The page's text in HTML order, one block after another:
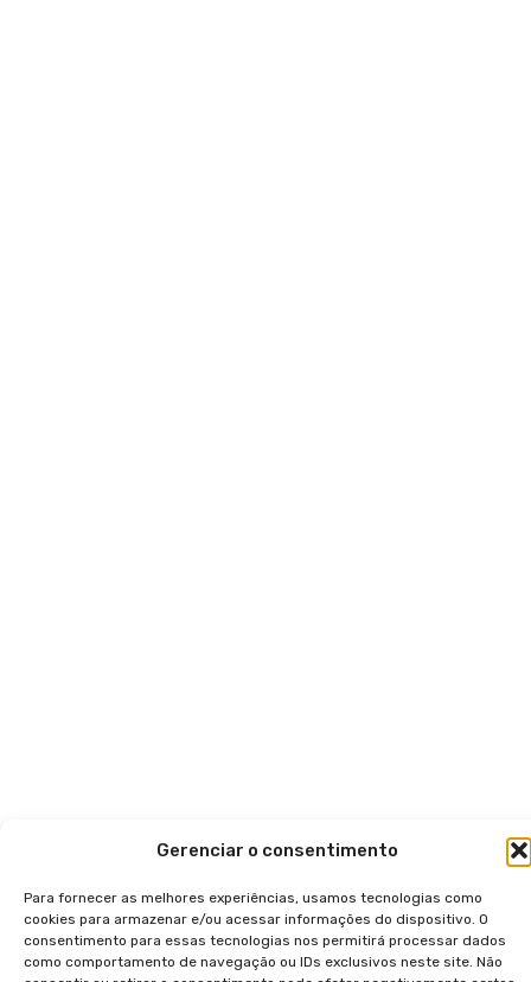
Gerenciar o consentimento
Para fornecer as melhores experiências, usamos tecnologias como
cookies para armazenar e/ou acessar informações do dispositivo. O
consentimento para essas tecnologias nos permitirá processar dados
como comportamento de navegação ou IDs exclusivos neste site. Não